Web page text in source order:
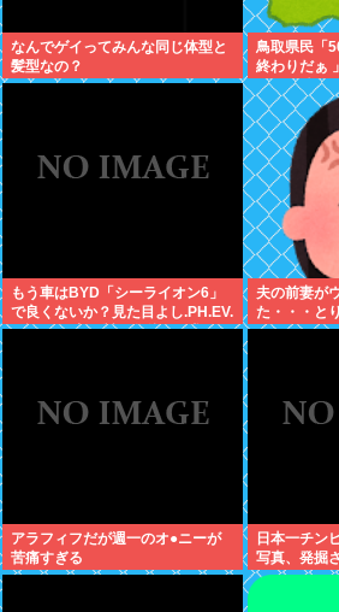
なんでゲイってみんな同じ体型と
髪型なの？
鳥取県民「
終わりだぁ
ンチも積も
もう車はBYD「シーライオン6」
で良くないか？見た目よし.PH.EV.
保証長い.中国製…嫌儲民が求める
夫の前妻が
た・・・と
きとっても
アラフィフだが週一のオ●ニーが
苦痛すぎる
日本一チン
写真、発掘